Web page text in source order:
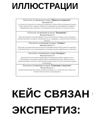
ИЛЛЮСТРАЦИИ
КЕЙС
ЭКСПЕРТИЗ: